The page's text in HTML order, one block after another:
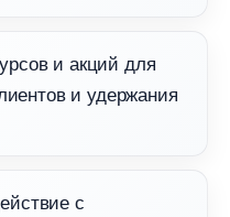
и акций для
и удержания
с